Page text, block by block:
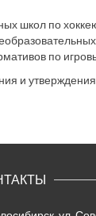
школ по
по
и